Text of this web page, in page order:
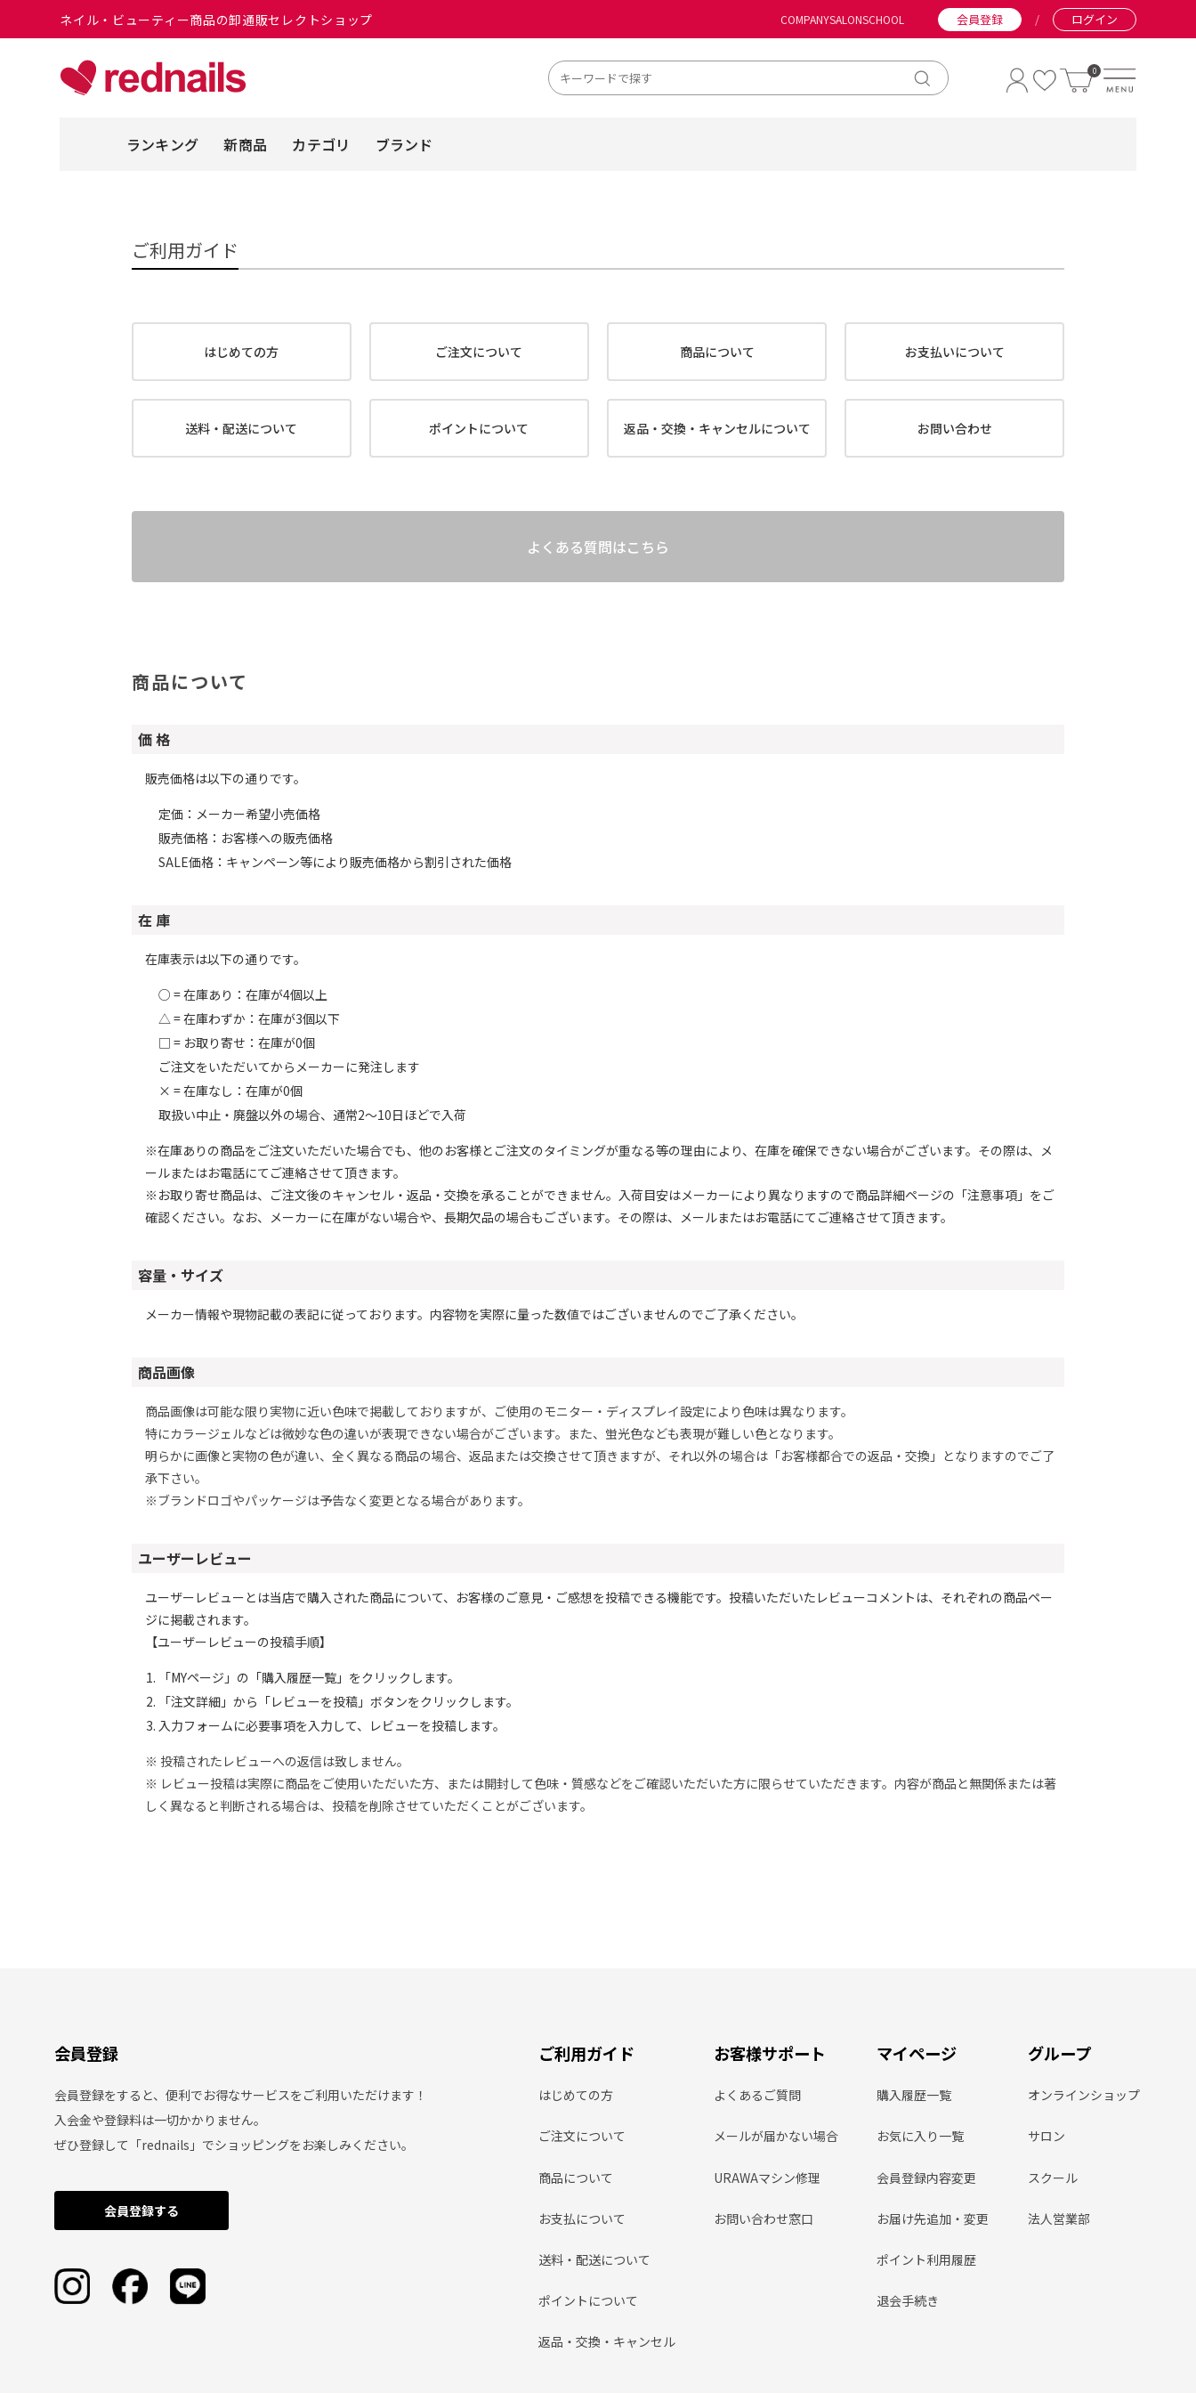
ネイル・ビューティー商品の卸通販セレクトショップ COMPANYSALONSCHOOL 会員登録 / ログイン
0
ランキング 新商品 カテゴリ ブランド
ご利用ガイド
はじめての方 ご注文について 商品について お支払いについて
送料・配送について ポイントについて 返品・交換・キャンセルについて お問い合わせ
よくある質問はこちら
商品について
価 格
販売価格は以下の通りです。
定価：メーカー希望小売価格
販売価格：お客様への販売価格
SALE価格：キャンペーン等により販売価格から割引された価格
在 庫
在庫表示は以下の通りです。
○ = 在庫あり：在庫が4個以上
△ = 在庫わずか：在庫が3個以下
□ = お取り寄せ：在庫が0個
ご注文をいただいてからメーカーに発注します
× = 在庫なし：在庫が0個
取扱い中止・廃盤以外の場合、通常2～10日ほどで入荷
※在庫ありの商品をご注文いただいた場合でも、他のお客様とご注文のタイミングが重なる等の理由により、在庫を確保できない場合がございます。その際は、メ
ールまたはお電話にてご連絡させて頂きます。
※お取り寄せ商品は、ご注文後のキャンセル・返品・交換を承ることができません。入荷目安はメーカーにより異なりますので商品詳細ページの「注意事項」をご
確認ください。なお、メーカーに在庫がない場合や、長期欠品の場合もございます。その際は、メールまたはお電話にてご連絡させて頂きます。
容量・サイズ
メーカー情報や現物記載の表記に従っております。内容物を実際に量った数値ではございませんのでご了承ください。
商品画像
商品画像は可能な限り実物に近い色味で掲載しておりますが、ご使用のモニター・ディスプレイ設定により色味は異なります。
特にカラージェルなどは微妙な色の違いが表現できない場合がございます。また、蛍光色なども表現が難しい色となります。
明らかに画像と実物の色が違い、全く異なる商品の場合、返品または交換させて頂きますが、それ以外の場合は「お客様都合での返品・交換」となりますのでご了
承下さい。
※ブランドロゴやパッケージは予告なく変更となる場合があります。
ユーザーレビュー
ユーザーレビューとは当店で購入された商品について、お客様のご意見・ご感想を投稿できる機能です。投稿いただいたレビューコメントは、それぞれの商品ペー
ジに掲載されます。
【ユーザーレビューの投稿手順】
「MYページ」の「購入履歴一覧」をクリックします。
「注文詳細」から「レビューを投稿」ボタンをクリックします。
入力フォームに必要事項を入力して、レビューを投稿します。
※ 投稿されたレビューへの返信は致しません。
※ レビュー投稿は実際に商品をご使用いただいた方、または開封して色味・質感などをご確認いただいた方に限らせていただきます。内容が商品と無関係または著
しく異なると判断される場合は、投稿を削除させていただくことがございます。
会員登録
会員登録をすると、便利でお得なサービスをご利用いただけます！
入会金や登録料は一切かかりません。
ぜひ登録して「rednails」でショッピングをお楽しみください。
会員登録する
ご利用ガイド
はじめての方
ご注文について
商品について
お支払について
送料・配送について
ポイントについて
返品・交換・キャンセル
お客様サポート
よくあるご質問
メールが届かない場合
URAWAマシン修理
お問い合わせ窓口
マイページ
購入履歴一覧
お気に入り一覧
会員登録内容変更
お届け先追加・変更
ポイント利用履歴
退会手続き
グループ
オンラインショップ
サロン
スクール
法人営業部